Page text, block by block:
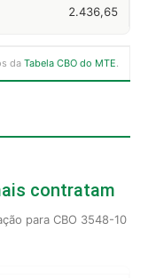
2.436,65
da Tabela CBO do MTE.
contratam
para CBO 3548-10